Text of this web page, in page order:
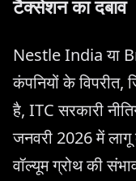
टैक्सेशन का दबाव
Nestle India या
कंपनियों के विपरीत,
है, ITC सरकारी
जनवरी 2026 में लागू
वॉल्यूम ग्रोथ की